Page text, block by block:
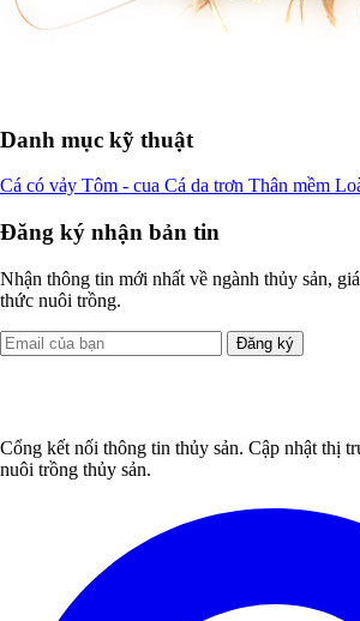
Danh mục kỹ thuật
Cá có vảy Tôm - cua Cá da trơn Thân mềm
Đăng ký nhận bản tin
Nhận thông tin mới nhất về ngành thủy sản,
thức nuôi trồng.
Đăng ký
Cổng kết nối thông tin thủy sản. Cập nhật thị
nuôi trồng thủy sản.